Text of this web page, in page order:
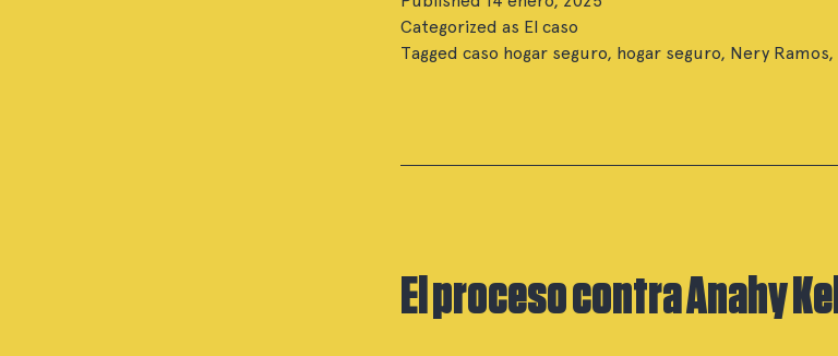
Categorized as El caso
Tagged caso hogar seguro, hogar seguro, Nery Ramos,
El proceso contra Anahy